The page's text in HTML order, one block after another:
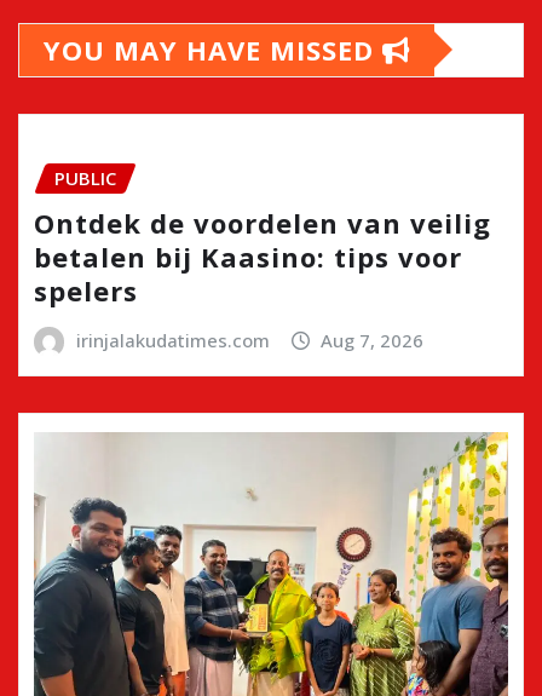
YOU MAY HAVE MISSED
PUBLIC
Ontdek de voordelen van veilig
betalen bij Kaasino: tips voor
spelers
irinjalakudatimes.com Aug 7, 2026